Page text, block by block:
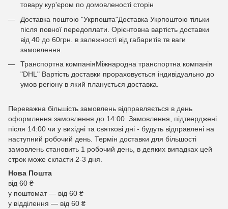
товару кур'єром по домовленості сторін
Доставка поштою "Укрпошта"Доставка Укрпоштою тільки
після повної передоплати. Орієнтовна вартість доставки
від 40 до 60грн. в залежності від габаритів тв ваги
замовлення.
Транспортна компаніяМіжнародна транспортна компанія
"DHL" Вартість доставки прораховується індивідуально до
умов регіону в який планується доставка.
Переважна більшість замовлень відправляється в день
оформлення замовлення до 14:00. Замовлення, підтверджені
після 14:00 чи у вихідні та святкові дні - будуть відправлені на
наступний робочий день. Термін доставки для більшості
замовлень становить 1 робочий день, в деяких випадках цей
строк може скласти 2-3 дня.
Нова Пошта
від 60 ₴
у поштомат — від 60 ₴
у відділення — від 60 ₴